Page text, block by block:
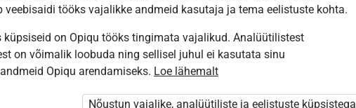
veebisaidi tööks vajalikke andmeid kasutaja ja tema eelistuste kohta.
küpsiseid on Opiqu tööks tingimata vajalikud. Analüütilistest
on võimalik loobuda ning sellisel juhul ei kasutata sinu
Opiqu arendamiseks. Loe lähemalt
Nõustun vajalike, analüütiliste ja eelistuste küpsistega